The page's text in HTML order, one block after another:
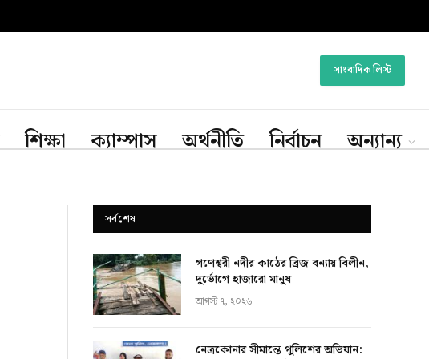
সাংবাদিক লিস্ট
শিক্ষা ক্যাম্পাস অর্থনীতি নির্বাচন অন্যান্য
সর্বশেষ
গণেশ্বরী নদীর কাঠের ব্রিজ বন্যায় বিলীন,
দুর্ভোগে হাজারো মানুষ
আগস্ট ৭, ২০২৬
নেত্রকোনার সীমান্তে পুলিশের অভিযান: